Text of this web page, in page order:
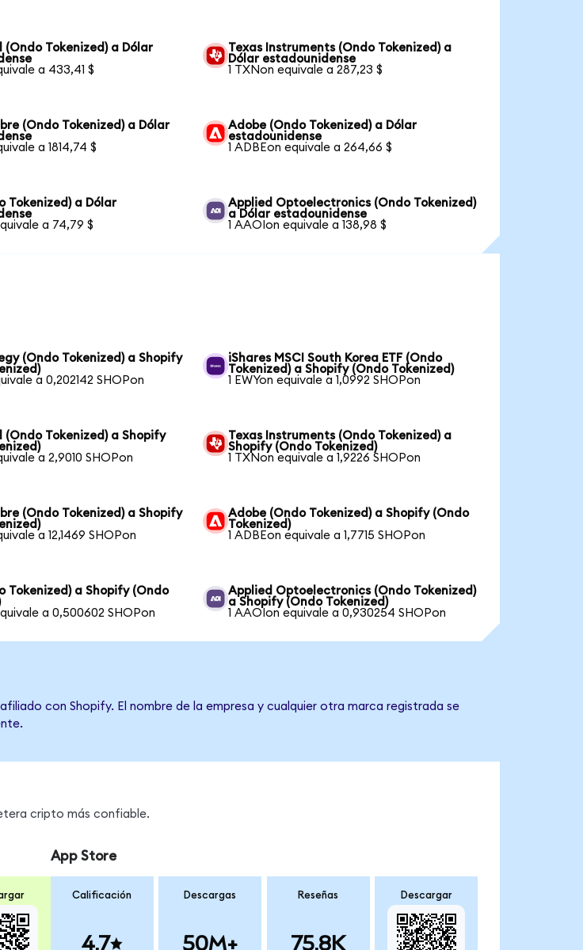
(Ondo Tokenized) a Dólar
a 433,41 $
Texas Instruments (Ondo Tokenized) a
Dólar estadounidense
1 TXNon equivale a 287,23 $
(Ondo Tokenized) a Dólar
a 1814,74 $
Adobe (Ondo Tokenized) a Dólar
estadounidense
1 ADBEon equivale a 264,66 $
Tokenized) a Dólar
a 74,79 $
Applied Optoelectronics (Ondo Tokenized)
a Dólar estadounidense
1 AAOIon equivale a 138,98 $
(Ondo Tokenized) a Shopify
a 0,202142 SHOPon
iShares MSCI South Korea ETF (Ondo
Tokenized) a Shopify (Ondo Tokenized)
1 EWYon equivale a 1,0992 SHOPon
(Ondo Tokenized) a Shopify
a 2,9010 SHOPon
Texas Instruments (Ondo Tokenized) a
Shopify (Ondo Tokenized)
1 TXNon equivale a 1,9226 SHOPon
(Ondo Tokenized) a Shopify
a 12,1469 SHOPon
Adobe (Ondo Tokenized) a Shopify (Ondo
Tokenized)
1 ADBEon equivale a 1,7715 SHOPon
Tokenized) a Shopify (Ondo
a 0,500602 SHOPon
Applied Optoelectronics (Ondo Tokenized)
a Shopify (Ondo Tokenized)
1 AAOIon equivale a 0,930254 SHOPon
con Shopify. El nombre de la empresa y cualquier otra marca registrada se
cripto más confiable.
App Store
Calificación
4.7
Descargas
50M+
Reseñas
75.8K
Descargar